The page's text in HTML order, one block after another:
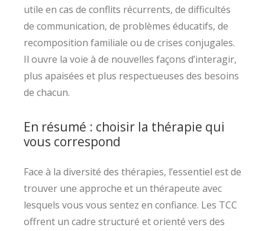
utile en cas de conflits récurrents, de difficultés
de communication, de problèmes éducatifs, de
recomposition familiale ou de crises conjugales.
Il ouvre la voie à de nouvelles façons d’interagir,
plus apaisées et plus respectueuses des besoins
de chacun.
En résumé : choisir la thérapie qui
vous correspond
Face à la diversité des thérapies, l’essentiel est de
trouver une approche et un thérapeute avec
lesquels vous vous sentez en confiance. Les TCC
offrent un cadre structuré et orienté vers des